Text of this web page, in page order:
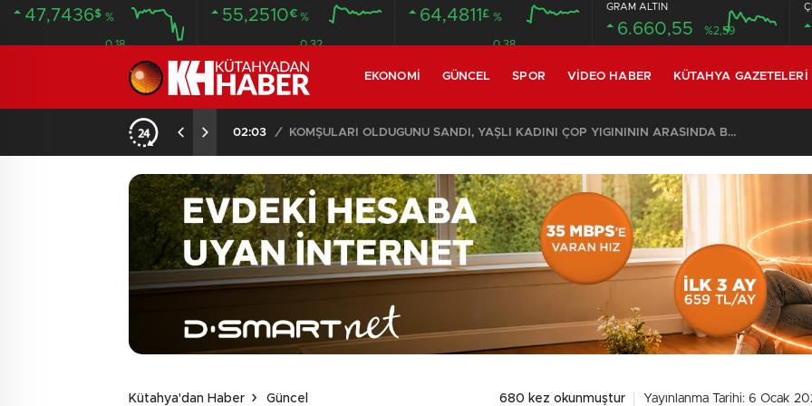
47,7436$ %
0.18
55,2510€ %
0.32
64,4811 £ %
0.38
GRAM ALTIN
6.660,55 %2,59
EKONOMI GÜNCEL SPOR VIDEO HABER KÜTAHYA GAZETELERI
02:03 / KOMŞULARI ÖLDÜĞÜNÜ SANDI, YAŞLI KADINI ÇÖP YIĞINININ ARASINDA BULUNDU
Kütahya'dan Haber Güncel 680 kez okunmuştur Yayınlanma Tarihi: 6 Ocak